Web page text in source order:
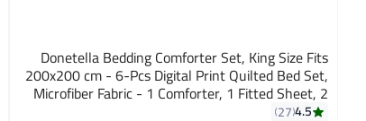
6
Donetella Bedding Comforter Set, King Size Fits
200x200 cm - 6-Pcs Digital Print Quilted Bed Set,
Microfiber Fabric - 1 Comforter, 1 Fitted Sheet, 2
Pillow Shams, 2 Pillowcases
4.5
27